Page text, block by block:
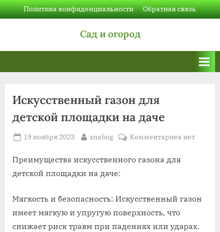
Skip
to
Политика конфиденциальности Обратная связь
Сад и огород
Искусственный газон для
детской площадки на даче
Posted
19 ноября 2023 By
snabog Комментариевк
площадки
даче
нет
Преимущества искусственного газона для
детской площадки на даче:
Мягкость и безопасность: Искусственный газон
имеет мягкую и упругую поверхность, что
снижает риск травм при падениях или ударах.